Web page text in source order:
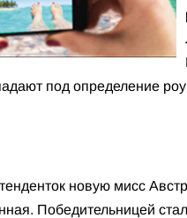
под определение
новую мисс
Победительницей